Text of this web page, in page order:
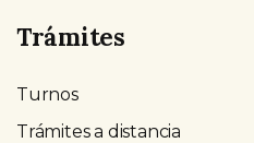
Trámites
Turnos
Trámites a distancia